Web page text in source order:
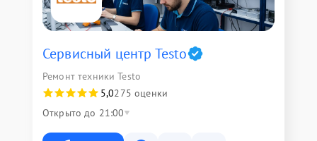
Сервисный центр Testo
Ремонт техники Testo
5,0275 оценки
Открыто до 21:00